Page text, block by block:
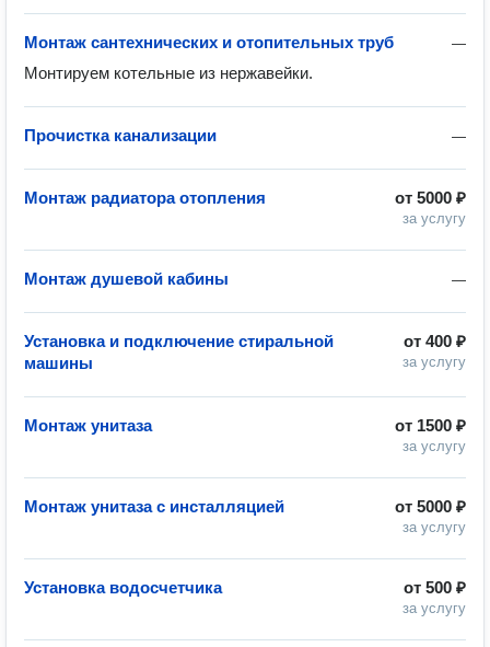
—
Монтаж сантехнических и отопительных труб
Монтируем котельные из нержавейки.
—
Прочистка канализации
от 5000 ₽
за услугу
Монтаж радиатора отопления
—
Монтаж душевой кабины
от 400 ₽
за услугу
Установка и подключение стиральной
машины
от 1500 ₽
за услугу
Монтаж унитаза
от 5000 ₽
за услугу
Монтаж унитаза с инсталляцией
от 500 ₽
за услугу
Установка водосчетчика